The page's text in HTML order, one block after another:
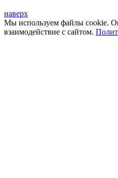
наверх
Мы используем файлы cookie.
взаимодействие с сайтом.